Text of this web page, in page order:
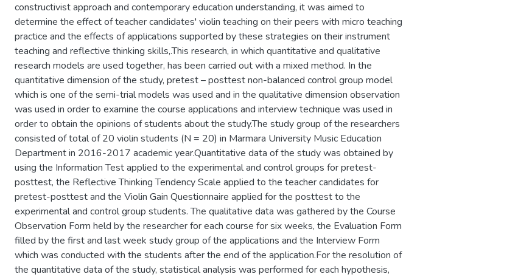
constructivist approach and contemporary education understanding, it was aimed to
determine the effect of teacher candidates' violin teaching on their peers with micro teaching
practice and the effects of applications supported by these strategies on their instrument
teaching and reflective thinking skills,.This research, in which quantitative and qualitative
research models are used together, has been carried out with a mixed method. In the
quantitative dimension of the study, pretest – posttest non-balanced control group model
which is one of the semi-trial models was used and in the qualitative dimension observation
was used in order to examine the course applications and interview technique was used in
order to obtain the opinions of students about the study.The study group of the researchers
consisted of total of 20 violin students (N = 20) in Marmara University Music Education
Department in 2016-2017 academic year.Quantitative data of the study was obtained by
using the Information Test applied to the experimental and control groups for pretest-
posttest, the Reflective Thinking Tendency Scale applied to the teacher candidates for
pretest-posttest and the Violin Gain Questionnaire applied for the posttest to the
experimental and control group students. The qualitative data was gathered by the Course
Observation Form held by the researcher for each course for six weeks, the Evaluation Form
filled by the first and last week study group of the applications and the Interview Form
which was conducted with the students after the end of the application.For the resolution of
the quantitative data of the study, statistical analysis was performed for each hypothesis,